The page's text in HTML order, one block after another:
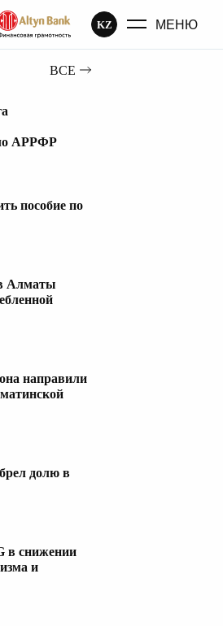
KZ МЕНЮ
ВСЕ
АРРФР
пособие по
Алматы
направили
долю в
в снижении
и